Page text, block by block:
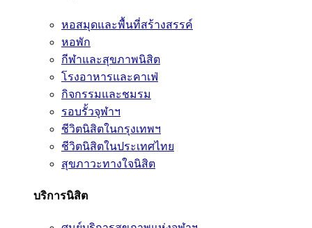
หอสมุดและพื้นที่สร้างสรรค์
หอพัก
กีฬาและสุขภาพนิสิต
โรงอาหารและคาเฟ่
กิจกรรมและชมรม
รอบรั้วจุฬาฯ
ชีวิตนิสิตในกรุงเทพฯ
ชีวิตนิสิตในประเทศไทย
สุขภาวะทางใจนิสิต
บริการนิสิต